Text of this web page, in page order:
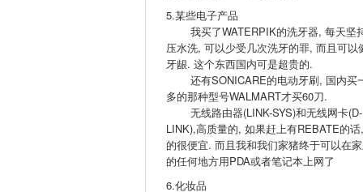
5.某些电子产品
我买了WATERPIK的洗牙器, 每天坚
压水洗, 可以少受几次洗牙的罪, 而且可以
牙龈. 这个东西国内可是超贵的.
还有SONICARE的电动牙刷, 国内买
多的那种型号WALMART才买60刀.
无线路由器(LINK-SYS)和无线网卡(D-
LINK),高质量的, 如果赶上有REBATE的
的很便宜. 而且我和我们家猪终于可以在
的任何地方用PDA或者笔记本上网了
6.化妆品